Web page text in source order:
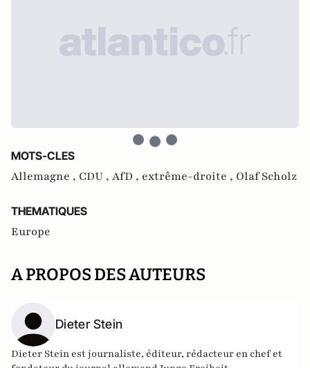
MOTS-CLES
Allemagne , CDU , AfD , extrême-droite , Olaf Scholz
THEMATIQUES
Europe
A PROPOS DES AUTEURS
Dieter Stein
Dieter Stein est journaliste, éditeur, rédacteur en chef et